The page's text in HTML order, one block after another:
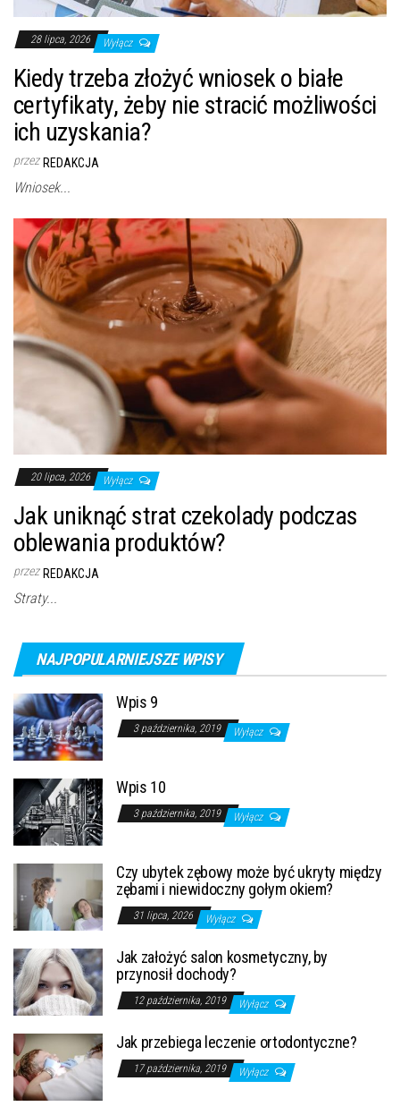
28 lipca, 2026 Wyłącz
Kiedy trzeba złożyć wniosek o białe
certyfikaty, żeby nie stracić możliwości
ich uzyskania?
przez REDAKCJA
Wniosek...
20 lipca, 2026 Wyłącz
Jak uniknąć strat czekolady podczas
oblewania produktów?
przez REDAKCJA
Straty...
NAJPOPULARNIEJSZE WPISY
Wpis 9
3 października, 2019 Wyłącz
Wpis 10
3 października, 2019 Wyłącz
Czy ubytek zębowy może być ukryty między
zębami i niewidoczny gołym okiem?
31 lipca, 2026 Wyłącz
Jak założyć salon kosmetyczny, by
przynosił dochody?
12 października, 2019 Wyłącz
Jak przebiega leczenie ortodontyczne?
17 października, 2019 Wyłącz